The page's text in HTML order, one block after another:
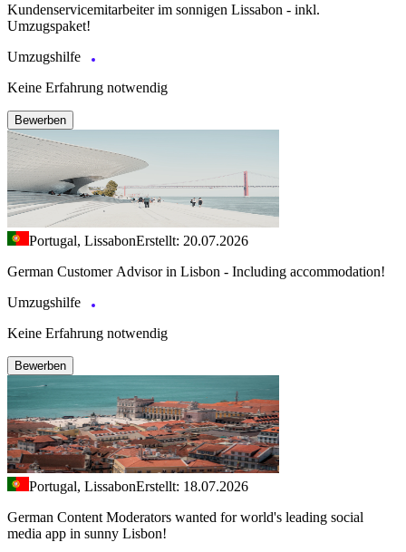
Kundenservicemitarbeiter im sonnigen Lissabon - inkl.
Umzugspaket!
Umzugshilfe
Keine Erfahrung notwendig
Bewerben
Portugal, LissabonErstellt: 20.07.2026
German Customer Advisor in Lisbon - Including accommodation!
Umzugshilfe
Keine Erfahrung notwendig
Bewerben
Portugal, LissabonErstellt: 18.07.2026
German Content Moderators wanted for world's leading social
media app in sunny Lisbon!